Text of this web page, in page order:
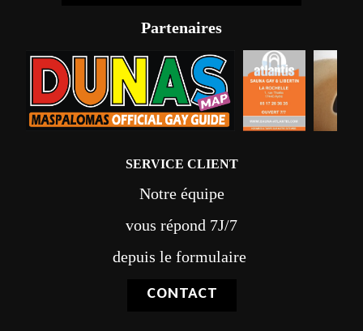
Partenaires
SERVICE CLIENT
Notre équipe
vous répond 7J/7
depuis le formulaire
CONTACT